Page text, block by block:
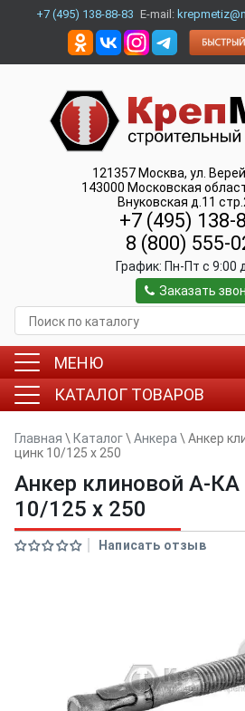
+7 (495) 138-88-83 E-mail:
121357 Москва, ул.
143000 Московская
Внуковская д.11
+7 (495) 138-
8 (800) 555-
График: Пн-Пт c 9:00
Заказать
МЕНЮ
КАТАЛОГ ТОВАРОВ
Главная \ Каталог\ Анкера \ Анкер
цинк 10/125 x 250
Анкер клиновой А-КА
10/125 x 250
Написать отзыв